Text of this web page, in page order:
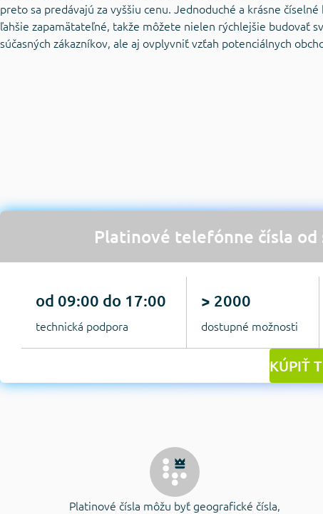
preto sa predávajú za vyššiu cenu. Jednoduché a krásne
ľahšie zapamätateľné, takže môžete nielen rýchlejšie budovať
súčasných zákazníkov, ale aj ovplyvniť vzťah potenciálnych
Platinové telefónne čísla od
od 09:00 do 17:00
technická podpora
> 2000
dostupné možnosti
KÚPIŤ
Platinové čísla môžu byť geografické čísla,